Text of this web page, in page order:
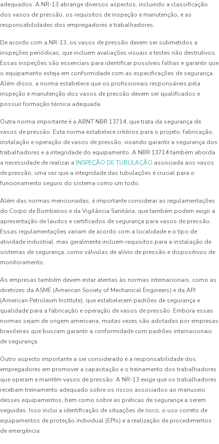
adequados. A NR-13 abrange diversos aspectos, incluindo a classificação
dos vasos de pressão, os requisitos de inspeção e manutenção, e as
responsabilidades dos empregadores e trabalhadores.
De acordo com a NR-13, os vasos de pressão devem ser submetidos a
inspeções periódicas, que incluem avaliações visuais e testes não destrutivos.
Essas inspeções são essenciais para identificar possíveis falhas e garantir que
o equipamento esteja em conformidade com as especificações de segurança.
Além disso, a norma estabelece que os profissionais responsáveis pela
inspeção e manutenção dos vasos de pressão devem ser qualificados e
possuir formação técnica adequada.
Outra norma importante é a ABNT NBR 13714, que trata da segurança de
vasos de pressão. Esta norma estabelece critérios para o projeto, fabricação,
instalação e operação de vasos de pressão, visando garantir a segurança dos
trabalhadores e a integridade do equipamento. A NBR 13714 também aborda
a necessidade de realizar a INSPEÇÃO DE TUBULAÇÃO associada aos vasos
de pressão, uma vez que a integridade das tubulações é crucial para o
funcionamento seguro do sistema como um todo.
Além das normas mencionadas, é importante considerar as regulamentações
do Corpo de Bombeiros e da Vigilância Sanitária, que também podem exigir a
apresentação de laudos e certificados de segurança para vasos de pressão.
Essas regulamentações variam de acordo com a localidade e o tipo de
atividade industrial, mas geralmente incluem requisitos para a instalação de
sistemas de segurança, como válvulas de alívio de pressão e dispositivos de
monitoramento.
As empresas também devem estar atentas às normas internacionais, como as
diretrizes da ASME (American Society of Mechanical Engineers) e da API
(American Petroleum Institute), que estabelecem padrões de segurança e
qualidade para a fabricação e operação de vasos de pressão. Embora essas
normas sejam de origem americana, muitas vezes são adotadas por empresas
brasileiras que buscam garantir a conformidade com padrões internacionais
de segurança.
Outro aspecto importante a ser considerado é a responsabilidade dos
empregadores em promover a capacitação e o treinamento dos trabalhadores
que operam e mantêm vasos de pressão. A NR-13 exige que os trabalhadores
recebam treinamento adequado sobre os riscos associados ao manuseio
desses equipamentos, bem como sobre as práticas de segurança a serem
seguidas. Isso inclui a identificação de situações de risco, o uso correto de
equipamentos de proteção individual (EPIs) e a realização de procedimentos
de emergência.